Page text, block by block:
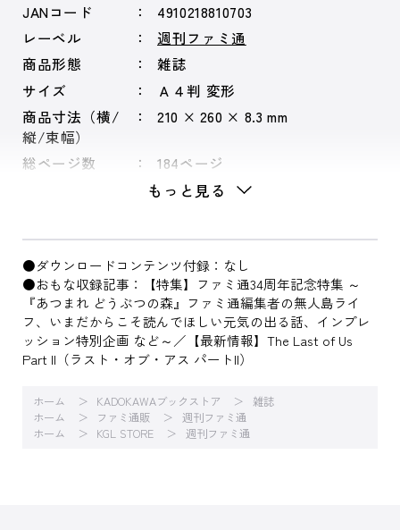
JANコード
4910218810703
レーベル
週刊ファミ通
商品形態
雑誌
サイズ
Ａ４判 変形
商品寸法（横/
縦/束幅）
210 × 260 × 8.3 mm
総ページ数 184ページ
もっと見る
●ダウンロードコンテンツ付録：なし
●おもな収録記事：【特集】ファミ通34周年記念特集 ～
『あつまれ どうぶつの森』ファミ通編集者の無人島ライ
フ、いまだからこそ読んでほしい元気の出る話、インプレ
ッション特別企画 など～／【最新情報】The Last of Us
Part II（ラスト・オブ・アス パートII）
ホーム KADOKAWAブックストア
雑誌
ホーム
ファミ通販
週刊ファミ通
ホーム
KGL STORE 週刊ファミ通